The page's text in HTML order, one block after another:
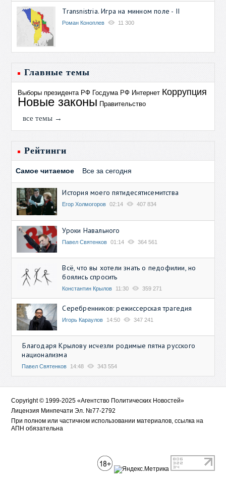
Transnistria. Игра на минном поле - II
Роман Коноплев 11 300
Главные темы
Выборы президента РФ Госдума РФ Интернет Коррупция
Новые законы Правительство
все темы →
Рейтинги
Самое читаемое Все за сегодня
История моего пятидесятисемитства
Егор Холмогоров 02:14 407 834
Уроки Навального
Павел Святенков 01:14 364 561
Всё, что вы хотели знать о педофилии, но
боялись спросить
Константин Крылов 11:30 359 271
Серебренников: режиссерская трагедия
Игорь Караулов 14:50 347 241
Благодаря Крылову исчезли родимые пятна русского
национализма
Павел Святенков 14:48 343 554
Copyright © 1999-2025 «Агентство Политических Новостей»
Лицензия Минпечати Эл. №77-2792
При полном или частичном использовании материалов, ссылка на
АПН обязательна